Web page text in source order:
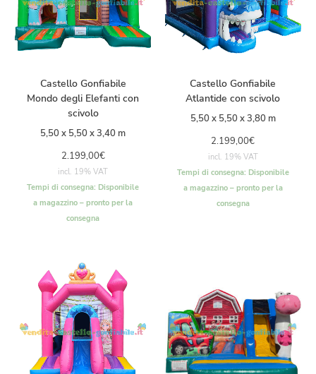
Castello Gonfiabile
Mondo degli Elefanti con
scivolo
5,50 x 5,50 x 3,40 m
2.199,00€
incl. 19% VAT
Tempi di consegna: Disponibile
a magazzino – pronto per la
consegna
Castello Gonfiabile
Atlantide con scivolo
5,50 x 5,50 x 3,80 m
2.199,00€
incl. 19% VAT
Tempi di consegna: Disponibile
a magazzino – pronto per la
consegna